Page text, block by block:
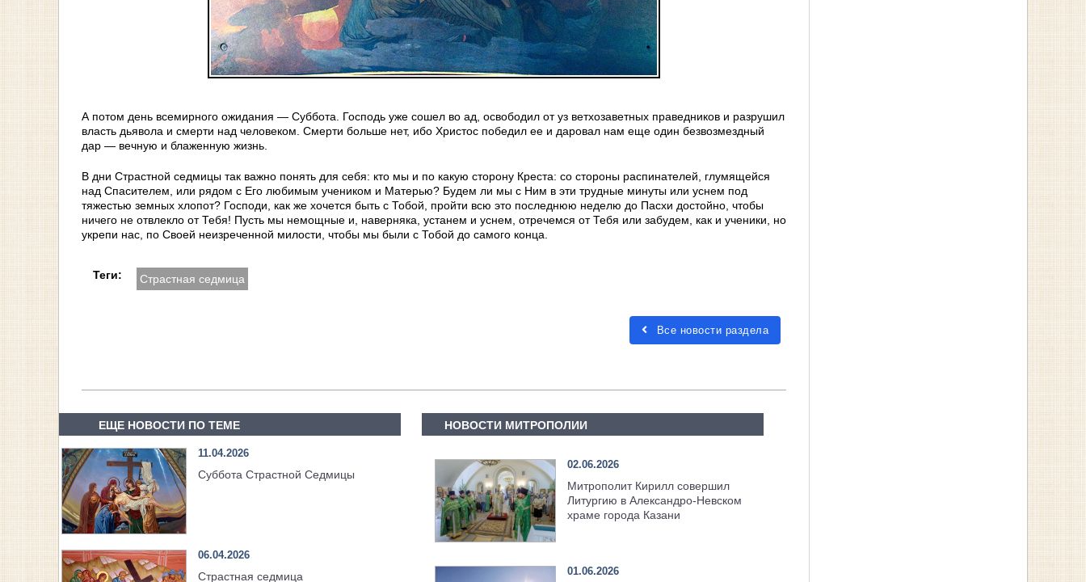
А потом день всемирного ожидания — Суббота. Господь уже сошел во ад, освободил от уз ветхозаветных праведников и разрушил
власть дьявола и смерти над человеком. Смерти больше нет, ибо Христос победил ее и даровал нам еще один безвозмездный
дар — вечную и блаженную жизнь.
В дни Страстной седмицы так важно понять для себя: кто мы и по какую сторону Креста: со стороны распинателей, глумящейся
над Спасителем, или рядом с Его любимым учеником и Матерью? Будем ли мы с Ним в эти трудные минуты или уснем под
тяжестью земных хлопот? Господи, как же хочется быть с Тобой, пройти всю это последнюю неделю до Пасхи достойно, чтобы
ничего не отвлекло от Тебя! Пусть мы немощные и, наверняка, устанем и уснем, отречемся от Тебя или забудем, как и ученики, но
укрепи нас, по Своей неизреченной милости, чтобы мы были с Тобой до самого конца.
Теги: Страстная седмица
Все новости раздела
ЕЩЕ НОВОСТИ ПО ТЕМЕ
11.04.2026
Суббота Страстной Седмицы
06.04.2026
Страстная седмица
НОВОСТИ МИТРОПОЛИИ
02.06.2026
Митрополит Кирилл совершил
Литургию в Александро-Невском
храме города Казани
01.06.2026